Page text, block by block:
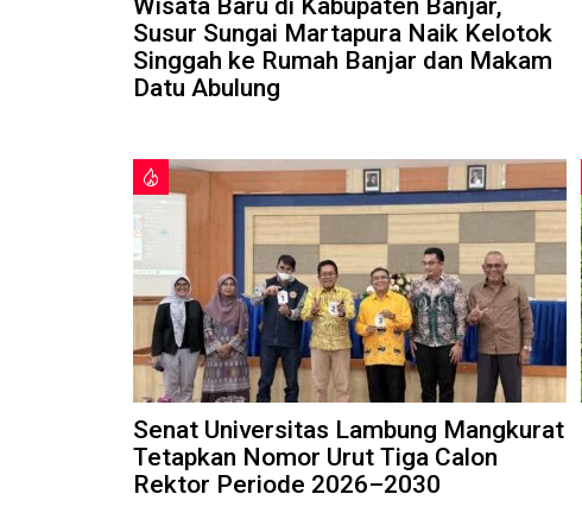
Wisata Baru di Kabupaten Banjar,
Susur Sungai Martapura Naik Kelotok
Singgah ke Rumah Banjar dan Makam
Datu Abulung
Senat Universitas Lambung Mangkurat
Tetapkan Nomor Urut Tiga Calon
Rektor Periode 2026–2030